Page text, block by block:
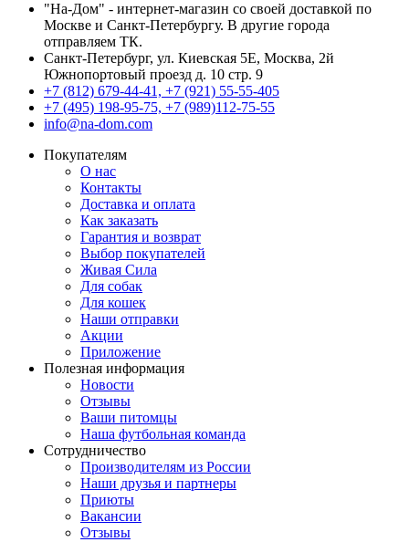
"На-Дом" - интернет-магазин со своей доставкой по
Москве и Санкт-Петербургу. В другие города
отправляем ТК.
Санкт-Петербург, ул. Киевская 5Е, Москва, 2й
Южнопортовый проезд д. 10 стр. 9
+7 (812) 679-44-41, +7 (921) 55-55-405
+7 (495) 198-95-75, +7 (989)112-75-55
info@na-dom.com
Покупателям
О нас
Контакты
Доставка и оплата
Как заказать
Гарантия и возврат
Выбор покупателей
Живая Сила
Для собак
Для кошек
Наши отправки
Акции
Приложение
Полезная информация
Новости
Отзывы
Ваши питомцы
Наша футбольная команда
Сотрудничество
Производителям из России
Наши друзья и партнеры
Приюты
Вакансии
Отзывы